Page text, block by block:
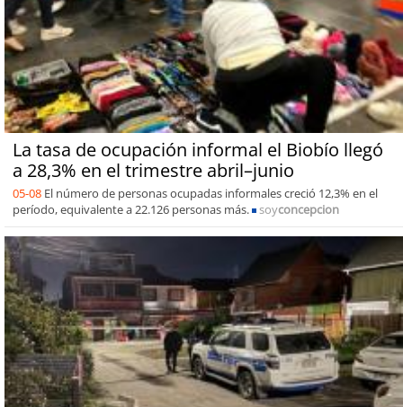
La tasa de ocupación informal el Biobío llegó
a 28,3% en el trimestre abril–junio
05-08 El número de personas ocupadas informales creció 12,3% en el
período, equivalente a 22.126 personas más.
soyconcepcion